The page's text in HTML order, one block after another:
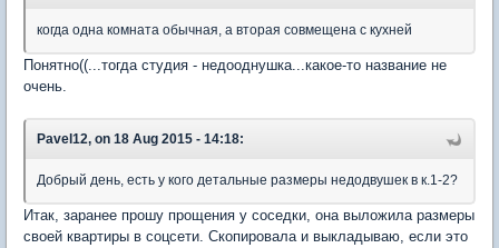
когда одна комната обычная, а вторая совмещена с кухней
Понятно((...тогда студия - недооднушка...какое-то название не
очень.
Pavel12, on 18 Aug 2015 - 14:18:
Добрый день, есть у кого детальные размеры недодвушек в к.1-2?
Итак, заранее прошу прощения у соседки, она выложила размеры
своей квартиры в соцсети. Скопировала и выкладываю, если это